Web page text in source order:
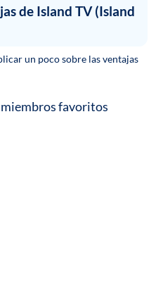
de Island TV (Island
un poco sobre las ventajas
favoritos